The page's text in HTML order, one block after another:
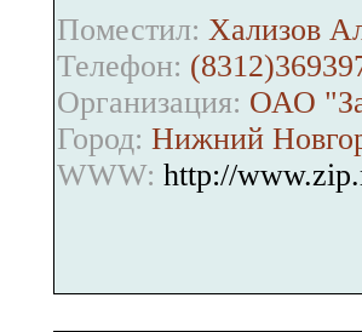
Поместил: Хализов
Телефон:
Организация: ОАО
Город: Нижний
WWW: http://